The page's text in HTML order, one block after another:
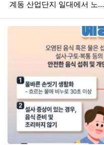
계동 산업단지 일대에서 노…